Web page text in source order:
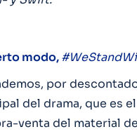
modo,
por
del drama, que es
venta del material de